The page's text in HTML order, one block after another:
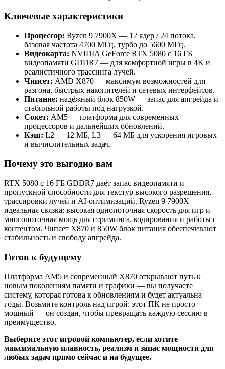
Ключевые характеристики
Процессор: Ryzen 9 7900X — 12 ядер / 24 потока,
базовая частота 4700 МГц, турбо до 5600 МГц.
Видеокарта: NVIDIA GeForce RTX 5080 с 16 ГБ
видеопамяти GDDR7 — для комфортной игры в 4K и
реалистичного трассинга лучей.
Чипсет: AMD X870 — максимум возможностей для
разгона, быстрых накопителей и сетевых интерфейсов.
Питание: надёжный блок 850W — запас для апгрейда и
стабильной работы под нагрузкой.
Сокет: AM5 — платформа для современных
процессоров и дальнейших обновлений.
Кэш: L2 — 12 МБ, L3 — 64 МБ для ускорения игровых
и вычислительных задач.
Почему это выгодно вам
RTX 5080 с 16 ГБ GDDR7 даёт запас видеопамяти и
пропускной способности для текстур высокого разрешения,
трассировки лучей и AI‑оптимизаций. Ryzen 9 7900X —
идеальная связка: высокая однопоточная скорость для игр и
многопоточная мощь для стриминга, кодирования и работы с
контентом. Чипсет X870 и 850W блок питания обеспечивают
стабильность и свободу апгрейда.
Готов к будущему
Платформа AM5 и современный X870 открывают путь к
новым поколениям памяти и графики — вы получаете
систему, которая готова к обновлениям и будет актуальна
годы. Возьмите контроль над игрой: этот ПК не просто
мощный — он создан, чтобы превращать каждую сессию в
преимущество.
Выберите этот игровой компьютер, если хотите
максимальную плавность, реализм и запас мощности для
любых задач прямо сейчас и на будущее.